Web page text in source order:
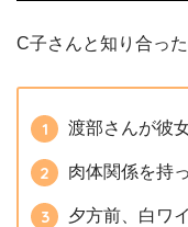
C子さんと知り合っ
渡部さんが彼
肉体関係を持
夕方前、白ワ